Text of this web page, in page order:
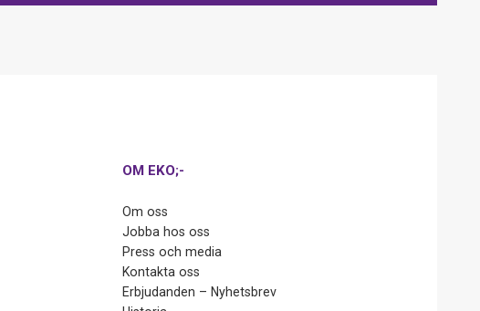
OM EKO;-
Om oss
Jobba hos oss
Press och media
Kontakta oss
Erbjudanden – Nyhetsbrev